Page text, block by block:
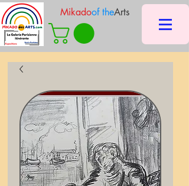
Mikadoof theArts